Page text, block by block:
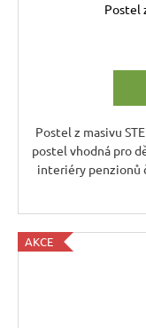
Postel
Postel z masivu
postel vhodná pro
interiéry penzionů
AKCE